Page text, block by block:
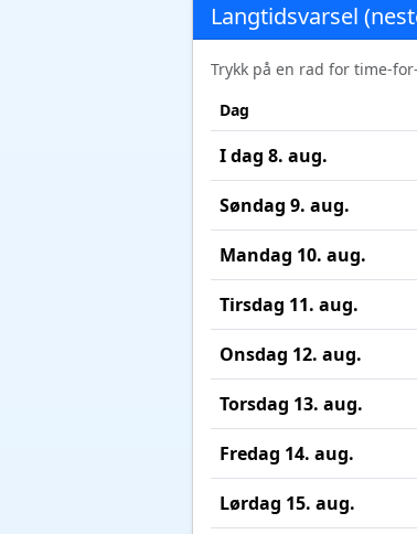
Langtidsvarsel
Trykk på en rad for time-
Dag
I dag 8. aug.
Søndag 9. aug.
Mandag 10. aug.
Tirsdag 11. aug.
Onsdag 12. aug.
Torsdag 13. aug.
Fredag 14. aug.
Lørdag 15. aug.